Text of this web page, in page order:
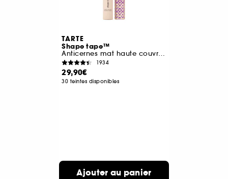
TARTE
Shape tape™
Anticernes mat haute couvrance
1934
29,90€
30 teintes disponibles
Ajouter au panier